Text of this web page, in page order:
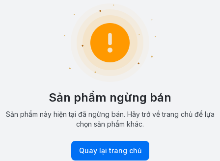
Sản phẩm ngừng bán
Sản phẩm này hiện tại đã ngừng bán. Hãy trở về trang chủ để lựa
chọn sản phẩm khác.
Quay lại trang chủ